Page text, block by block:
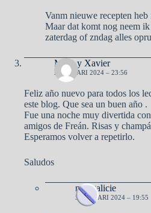
Vanm nieuwe recepten
Maar dat komt nog neem
zaterdag of zndag alles
Mary y Xavier
2 JANUARI 2024 – 23:56
Feliz año nuevo para todos los
este blog. Que sea un buen año .
Fue una noche muy divertida
amigos de Freán. Risas y
Esperamos volver a repetirlo.
Saludos
naargalicie
5 JANUARI 2024 – 19:55